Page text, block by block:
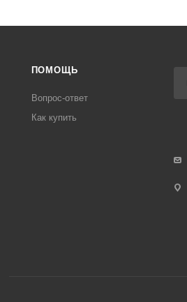
ПОМОЩЬ
Вопрос-ответ
Как купить